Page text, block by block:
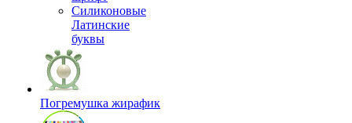
Силиконовые
Латинские
буквы
Погремушка жирафик